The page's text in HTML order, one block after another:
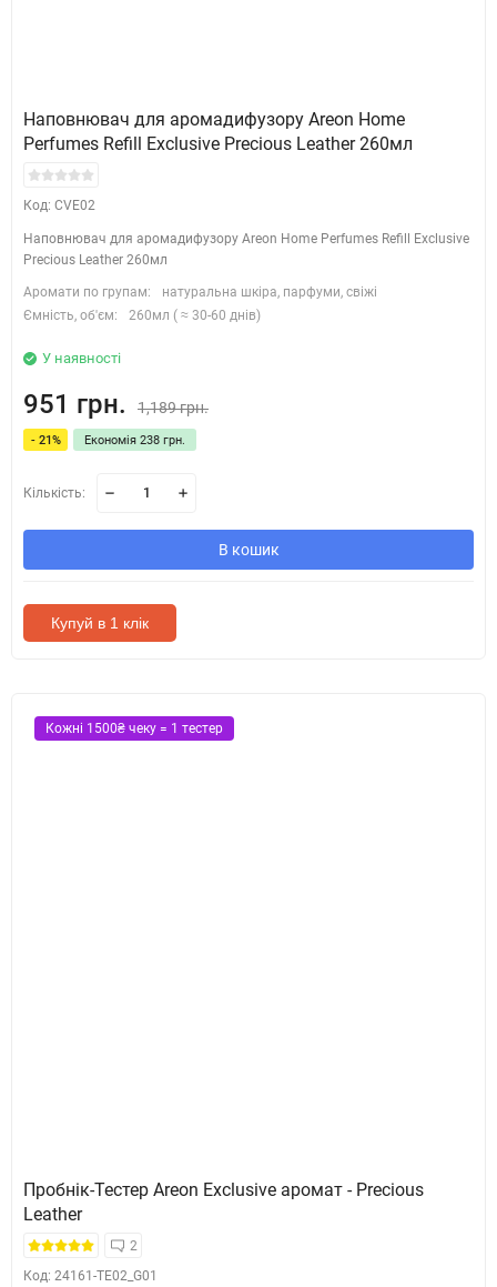
Наповнювач для аромадифузору Areon Home
Perfumes Refill Exclusive Precious Leather 260мл
Код: CVE02
Наповнювач для аромадифузору Areon Home Perfumes Refill Exclusive
Precious Leather 260мл
Аромати по групам:
натуральна шкіра, парфуми, свіжі
Ємність, об'єм:
260мл ( ≈ 30-60 днів)
У наявності
951 грн. 1,189 грн.
- 21% Економія 238 грн.
Кількість:
В кошик
Купуй в 1 клік
Кожні 1500₴ чеку = 1 тестер
Пробнік-Тестер Areon Exclusive аромат - Precious
Leather
2
Код: 24161-TE02_G01